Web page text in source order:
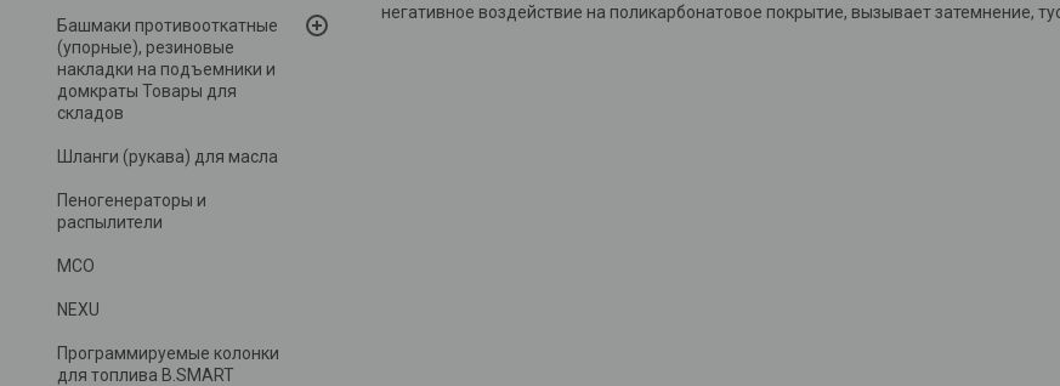
Башмаки противооткатные
(упорные), резиновые
накладки на подъемники и
домкраты Товары для
складов
Шланги (рукава) для масла
Пеногенераторы и
распылители
MCO
NEXU
Программируемые колонки
для топлива B.SMART
негативное воздействие на поликарбонатовое покрытие, вызывает затемнение,